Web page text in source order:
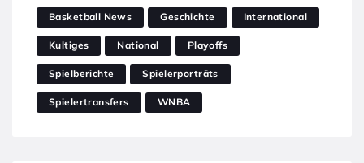
Basketball News Geschichte International
Kultiges National Playoffs
Spielberichte Spielerporträts
Spielertransfers WNBA